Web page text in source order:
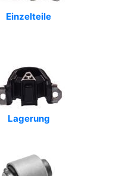
Einzelteile
Lagerung